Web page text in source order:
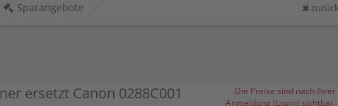
Sparangebote
ersetzt Canon 0288C001
Die Preise sind nach Ihrer
Anmeldung (Login) sichtbar.